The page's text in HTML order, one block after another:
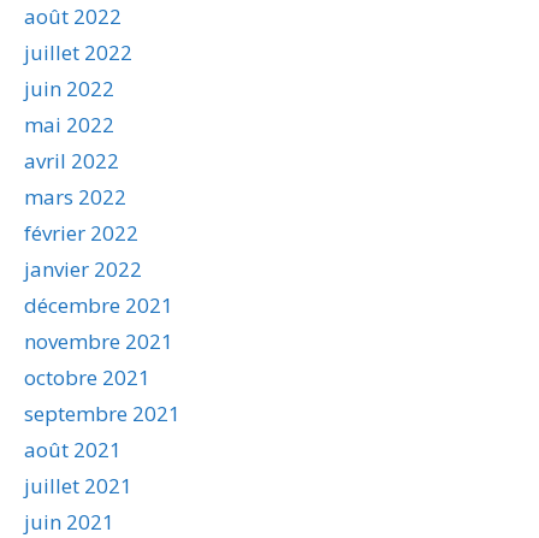
août 2022
juillet 2022
juin 2022
mai 2022
avril 2022
mars 2022
février 2022
janvier 2022
décembre 2021
novembre 2021
octobre 2021
septembre 2021
août 2021
juillet 2021
juin 2021